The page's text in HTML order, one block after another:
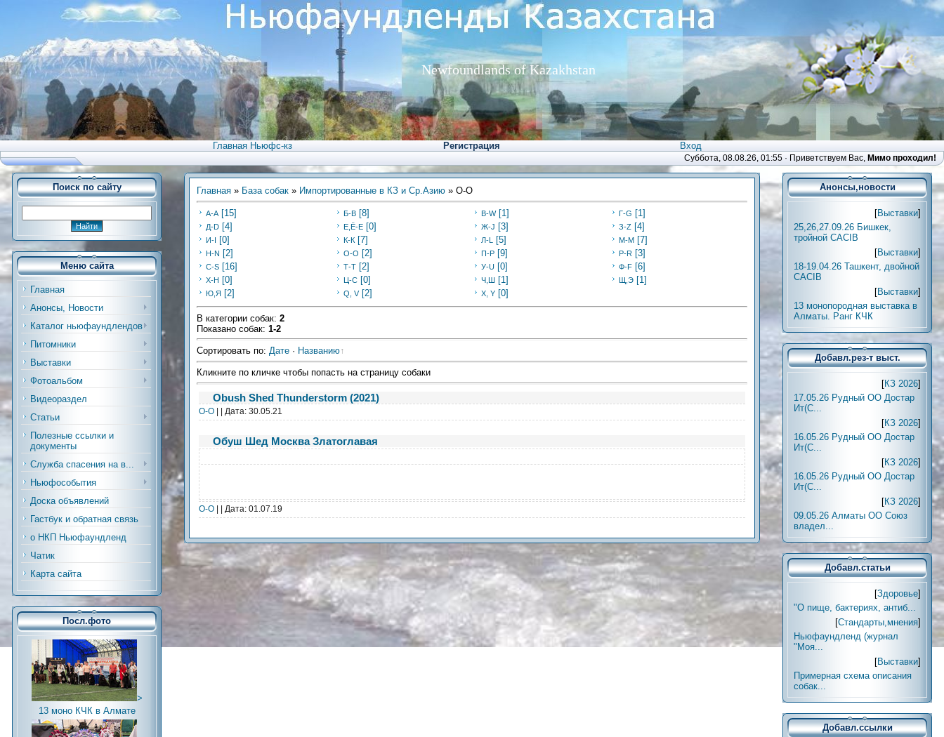
Newfoundlands of Kazakhstan
Главная Ньюфс-кз Регистрация Вход
Суббота, 08.08.26, 01:55 · Приветствуем Вас, Мимо проходил!
Поиск по сайту
Меню сайта
Главная
Анонсы, Новости
Каталог ньюфаундлендов
Питомники
Выставки
Фотоальбом
Видеораздел
Статьи
Полезные ссылки и
документы
Служба спасения на в...
Ньюфособытия
Доска объявлений
Гастбук и обратная связь
о НКП Ньюфаундленд
Чатик
Карта сайта
Посл.фото
>
13 моно КЧК в Алмате
Главная » База собак » Импортированные в КЗ и Ср.Азию » О-О
А-А [15] Б-В [8] В-W [1] Г-G [1]
Д-D [4] Е,Ё-Е [0] Ж-J [3] З-Z [4]
И-I [0] К-К [7] Л-L [5] М-М [7]
Н-N [2] О-О [2] П-P [9] Р-R [3]
С-S [16] Т-Т [2] У-U [0] Ф-F [6]
Х-H [0] Ц-C [0] Ч,Ш [1] Щ,Э [1]
Ю,Я [2] Q, V [2] X, Y [0]
В категории собак: 2
Показано собак: 1-2
Сортировать по: Дате · Названию
Кликните по кличке чтобы попасть на страницу собаки
Obush Shed Thunderstorm (2021)
О-О | | Дата: 30.05.21
Обуш Шед Москва Златоглавая
О-О | | Дата: 01.07.19
Анонсы,новости
[Выставки]
25,26,27.09.26 Бишкек,
тройной CACIB
[Выставки]
18-19.04.26 Ташкент, двойной
CACIB
[Выставки]
13 монопородная выставка в
Алматы. Ранг КЧК
Добавл.рез-т выст.
[КЗ 2026]
17.05.26 Рудный ОО Достар
Ит(С...
[КЗ 2026]
16.05.26 Рудный ОО Достар
Ит(С...
[КЗ 2026]
16.05.26 Рудный ОО Достар
Ит(С...
[КЗ 2026]
09.05.26 Алматы ОО Союз
владел...
Добавл.статьи
[Здоровье]
"О пище, бактериях, антиб...
[Стандарты,мнения]
Ньюфаундленд (журнал
"Моя...
[Выставки]
Примерная схема описания
собак...
Добавл.ссылки